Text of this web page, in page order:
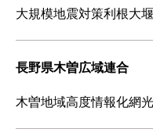
大規模地震対策利根大
長野県木曽広域連合
木曽地域高度情報化網